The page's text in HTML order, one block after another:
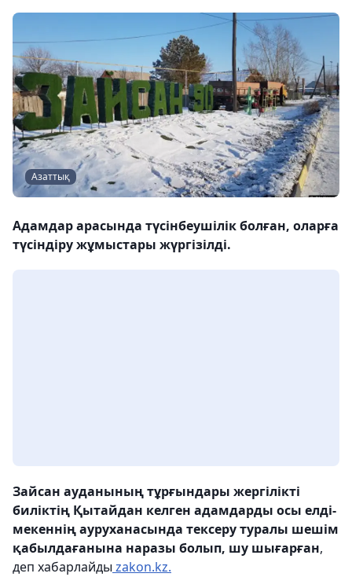
Азаттық
Адамдар арасында түсінбеушілік болған, оларға
түсіндіру жұмыстары жүргізілді.
Зайсан ауданының тұрғындары жергілікті
биліктің Қытайдан келген адамдарды осы елді-
мекеннің ауруханасында тексеру туралы шешім
қабылдағанына наразы болып, шу шығарған,
деп хабарлайды zakon.kz.